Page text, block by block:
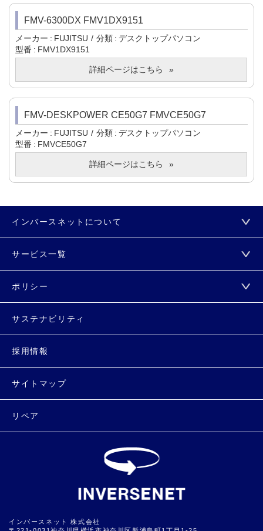
FMV-6300DX FMV1DX9151
メーカー FUJITSU 分類
デスクトップパソコン
型番
FMV1DX9151
詳細ページはこちら
FMV-DESKPOWER CE50G7 FMVCE50G7
メーカー FUJITSU 分類
デスクトップパソコン
型番
FMVCE50G7
詳細ページはこちら
インバースネットについて
サービス一覧
ポリシー
サステナビリティ
採用情報
サイトマップ
リペア
インバースネット 株式会社